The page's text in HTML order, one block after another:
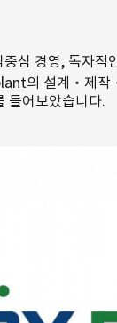
중심 경영, 독
의 설계‧제
들어보았습니다.